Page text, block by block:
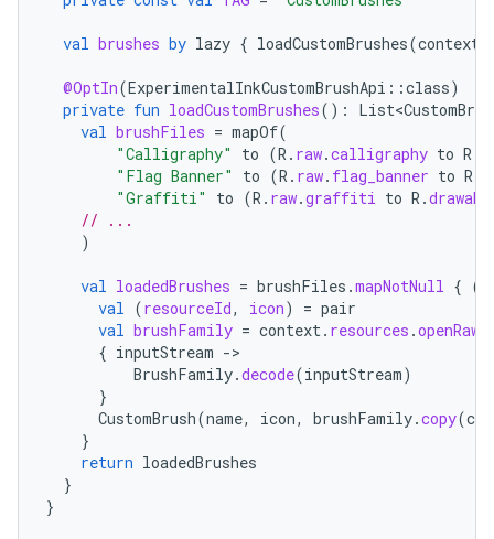
val brushes by lazy { loadCustomBrushes(context
@OptIn(ExperimentalInkCustomBrushApi ::class)
private fun loadCustomBrushes():
val brushFiles = mapOf(
"Calligraphy"
to (R . raw.calligraphy to R
"Flag Banner"
to (R . raw. flag_banner to R
"Graffiti"
to (R . raw.graffiti to R .
// ...
)
val loadedBrushes = brushFiles .mapNotNull { (
val (resourceId, icon) = pair
val brushFamily = context. resources .
{ inputStream -
BrushFamily.decode(inputStream)
}
CustomBrush(name, icon, brushFamily.copy(
}
return loadedBrushes
}
}